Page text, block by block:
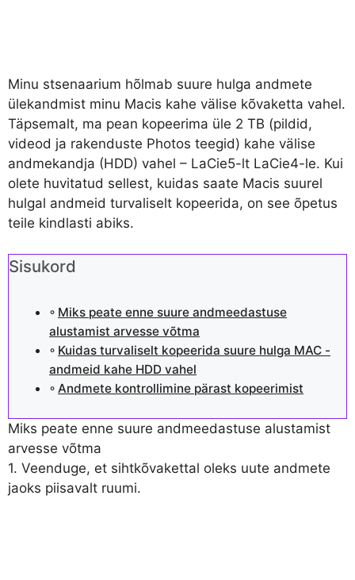
Minu stsenaarium hõlmab suure hulga andmete
ülekandmist minu Macis kahe välise kõvaketta vahel.
Täpsemalt, ma pean kopeerima üle 2 TB (pildid,
videod ja rakenduste Photos teegid) kahe välise
andmekandja (HDD) vahel – LaCie5-lt LaCie4-le. Kui
olete huvitatud sellest, kuidas saate Macis suurel
hulgal andmeid turvaliselt kopeerida, on see õpetus
teile kindlasti abiks.
Sisukord
Miks peate enne suure andmeedastuse
alustamist arvesse võtma
Kuidas turvaliselt kopeerida suure hulga MAC -
andmeid kahe HDD vahel
Andmete kontrollimine pärast kopeerimist
Miks peate enne suure andmeedastuse alustamist
arvesse võtma
1. Veenduge, et sihtkõvakettal oleks uute andmete
jaoks piisavalt ruumi.